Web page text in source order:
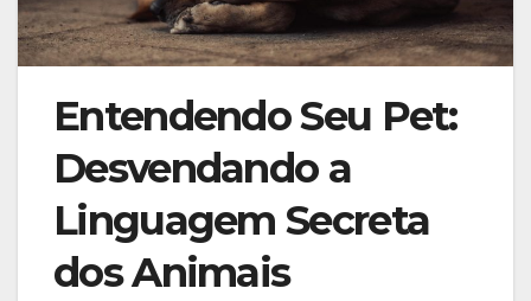
Entendendo Seu Pet:
Desvendando a
Linguagem Secreta
dos Animais